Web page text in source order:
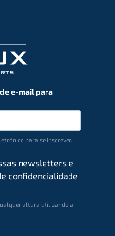
e-mail para
para se inscrever.
newsletters e
conﬁdencialidade
altura utilizando a